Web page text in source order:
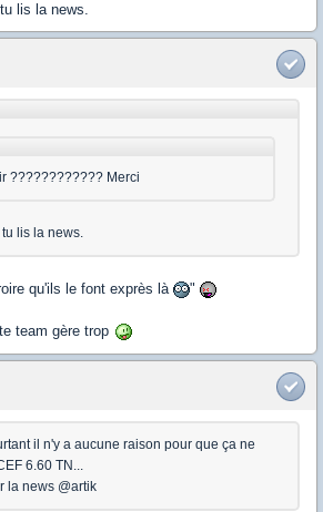
lis la news.
???????????? Merci
lis la news.
qu'ils le font exprès là "
team gère trop
il n'y a aucune raison pour que ça ne
6.60 TN...
la news @artik